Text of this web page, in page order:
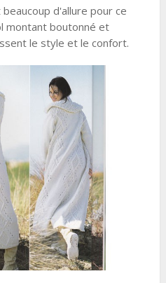
d'allure pour ce
montant boutonné et
le style et le confort.